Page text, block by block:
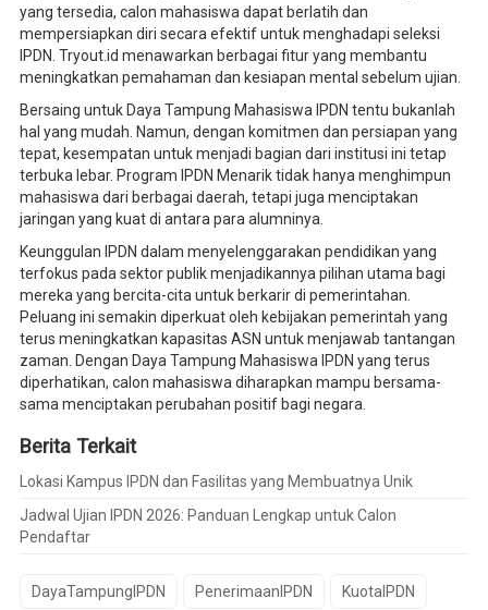
yang tersedia, calon mahasiswa dapat berlatih dan
mempersiapkan diri secara efektif untuk menghadapi seleksi
IPDN. Tryout.id menawarkan berbagai fitur yang membantu
meningkatkan pemahaman dan kesiapan mental sebelum ujian.
Bersaing untuk Daya Tampung Mahasiswa IPDN tentu bukanlah
hal yang mudah. Namun, dengan komitmen dan persiapan yang
tepat, kesempatan untuk menjadi bagian dari institusi ini tetap
terbuka lebar. Program IPDN Menarik tidak hanya menghimpun
mahasiswa dari berbagai daerah, tetapi juga menciptakan
jaringan yang kuat di antara para alumninya.
Keunggulan IPDN dalam menyelenggarakan pendidikan yang
terfokus pada sektor publik menjadikannya pilihan utama bagi
mereka yang bercita-cita untuk berkarir di pemerintahan.
Peluang ini semakin diperkuat oleh kebijakan pemerintah yang
terus meningkatkan kapasitas ASN untuk menjawab tantangan
zaman. Dengan Daya Tampung Mahasiswa IPDN yang terus
diperhatikan, calon mahasiswa diharapkan mampu bersama-
sama menciptakan perubahan positif bagi negara.
Berita Terkait
Lokasi Kampus IPDN dan Fasilitas yang Membuatnya Unik
Jadwal Ujian IPDN 2026: Panduan Lengkap untuk Calon
Pendaftar
DayaTampungIPDN PenerimaanIPDN KuotaIPDN